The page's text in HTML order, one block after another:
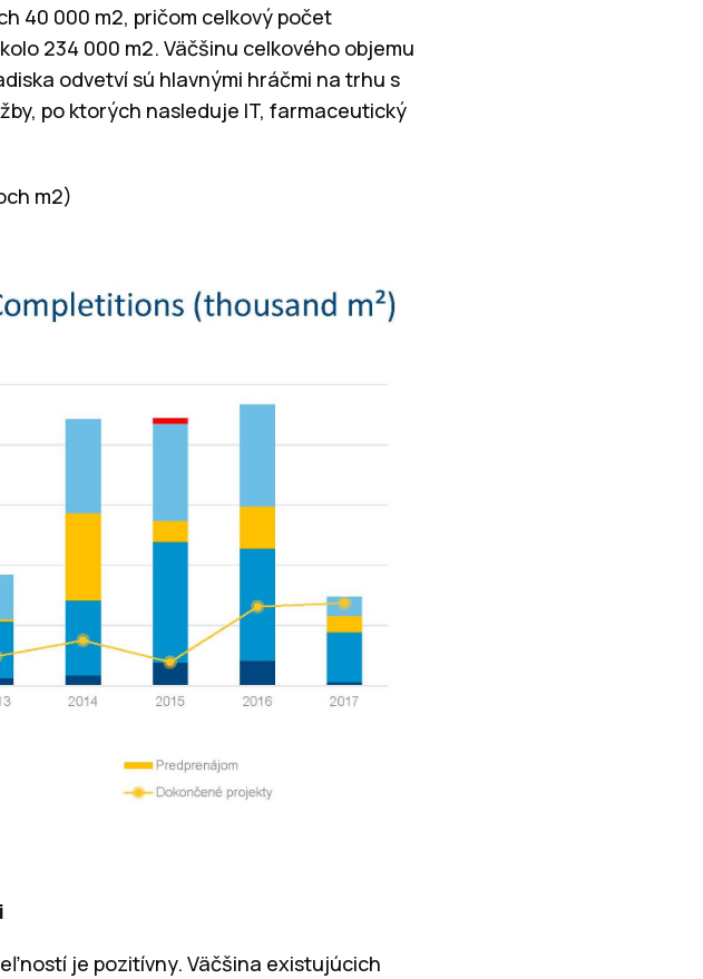
40 000 m2, pričom celkový počet
234 000 m2. Väčšinu celkového objemu
odvetví sú hlavnými hráčmi na trhu s
po ktorých nasleduje IT, farmaceutický
m2)
je pozitívny. Väčšina existujúcich